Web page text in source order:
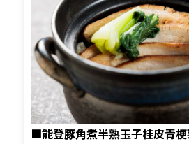
■能登豚角煮半熟玉子桂皮青